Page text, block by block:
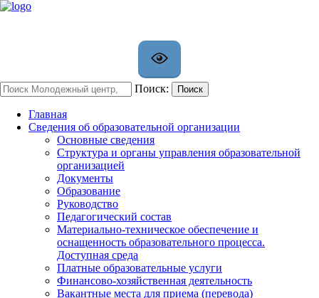
Поиск: Поиск
Главная
Сведения об образовательной организации
Основные сведения
Структура и органы управления образовательной
организацией
Документы
Образование
Руководство
Педагогический состав
Материально-техническое обеспечение и
оснащенность образовательного процесса.
Доступная среда
Платные образовательные услуги
Финансово-хозяйственная деятельность
Вакантные места для приема (перевода)